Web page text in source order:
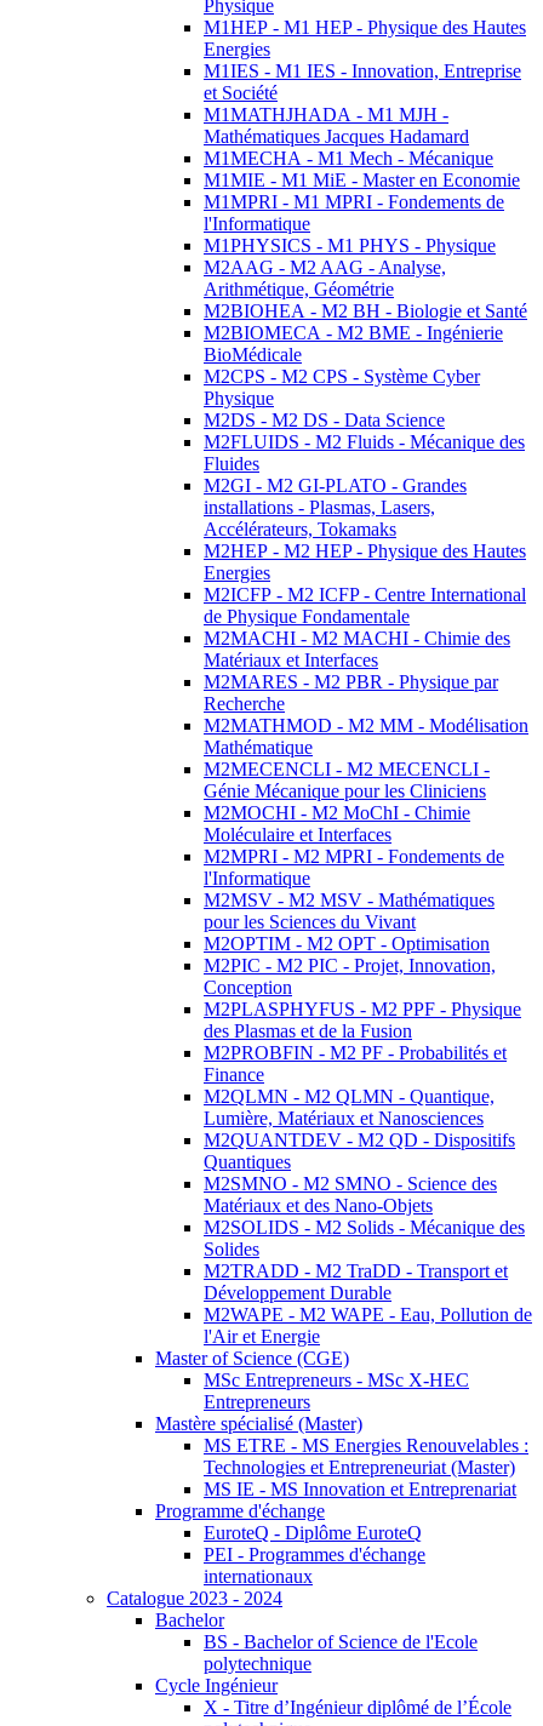
Physique
M1HEP - M1 HEP - Physique des Hautes
Energies
M1IES - M1 IES - Innovation, Entreprise
et Société
M1MATHJHADA - M1 MJH -
Mathématiques Jacques Hadamard
M1MECHA - M1 Mech - Mécanique
M1MIE - M1 MiE - Master en Economie
M1MPRI - M1 MPRI - Fondements de
l'Informatique
M1PHYSICS - M1 PHYS - Physique
M2AAG - M2 AAG - Analyse,
Arithmétique, Géométrie
M2BIOHEA - M2 BH - Biologie et Santé
M2BIOMECA - M2 BME - Ingénierie
BioMédicale
M2CPS - M2 CPS - Système Cyber
Physique
M2DS - M2 DS - Data Science
M2FLUIDS - M2 Fluids - Mécanique des
Fluides
M2GI - M2 GI-PLATO - Grandes
installations - Plasmas, Lasers,
Accélérateurs, Tokamaks
M2HEP - M2 HEP - Physique des Hautes
Energies
M2ICFP - M2 ICFP - Centre International
de Physique Fondamentale
M2MACHI - M2 MACHI - Chimie des
Matériaux et Interfaces
M2MARES - M2 PBR - Physique par
Recherche
M2MATHMOD - M2 MM - Modélisation
Mathématique
M2MECENCLI - M2 MECENCLI -
Génie Mécanique pour les Cliniciens
M2MOCHI - M2 MoChI - Chimie
Moléculaire et Interfaces
M2MPRI - M2 MPRI - Fondements de
l'Informatique
M2MSV - M2 MSV - Mathématiques
pour les Sciences du Vivant
M2OPTIM - M2 OPT - Optimisation
M2PIC - M2 PIC - Projet, Innovation,
Conception
M2PLASPHYFUS - M2 PPF - Physique
des Plasmas et de la Fusion
M2PROBFIN - M2 PF - Probabilités et
Finance
M2QLMN - M2 QLMN - Quantique,
Lumière, Matériaux et Nanosciences
M2QUANTDEV - M2 QD - Dispositifs
Quantiques
M2SMNO - M2 SMNO - Science des
Matériaux et des Nano-Objets
M2SOLIDS - M2 Solids - Mécanique des
Solides
M2TRADD - M2 TraDD - Transport et
Développement Durable
M2WAPE - M2 WAPE - Eau, Pollution de
l'Air et Energie
Master of Science (CGE)
MSc Entrepreneurs - MSc X-HEC
Entrepreneurs
Mastère spécialisé (Master)
MS ETRE - MS Energies Renouvelables :
Technologies et Entrepreneuriat (Master)
MS IE - MS Innovation et Entreprenariat
Programme d'échange
EuroteQ - Diplôme EuroteQ
PEI - Programmes d'échange
internationaux
Catalogue 2023 - 2024
Bachelor
BS - Bachelor of Science de l'Ecole
polytechnique
Cycle Ingénieur
X - Titre d’Ingénieur diplômé de l’École